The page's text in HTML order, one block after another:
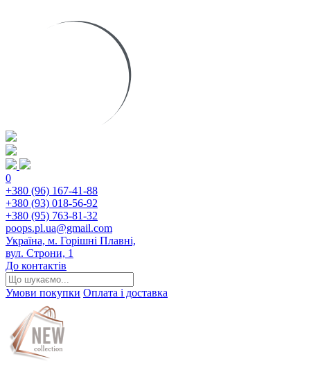
0
+380 (96) 167-41-88
+380 (93) 018-56-92
+380 (95) 763-81-32
poops.pl.ua@gmail.com
Україна, м. Горішні Плавні,
вул. Строни, 1
До контактів
Умови покупки Оплата і доставка